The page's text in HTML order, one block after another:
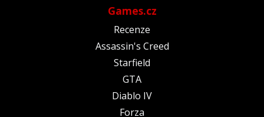
Games.cz
Recenze
Assassin's Creed
Starfield
GTA
Diablo IV
Forza